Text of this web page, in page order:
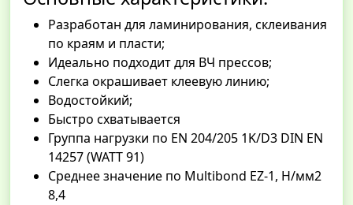
Разработан для ламинирования, склеивания
по краям и пласти;
Идеально подходит для ВЧ прессов;
Слегка окрашивает клеевую линию;
Водостойкий;
Быстро схватывается
Группа нагрузки по EN 204/205 1K/D3 DIN EN
14257 (WATT 91)
Среднее значение по Multibond EZ-1, Н/мм2
8,4